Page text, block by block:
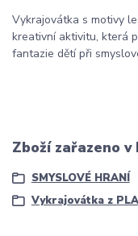
Vykrajovátka s motivy
kreativní aktivitu, která
fantazie dětí při
Zboží zařazeno
SMYSLOVÉ HRANÍ
Vykrajovátka z PLA